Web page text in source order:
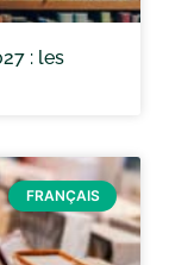
: les
FRANÇAIS